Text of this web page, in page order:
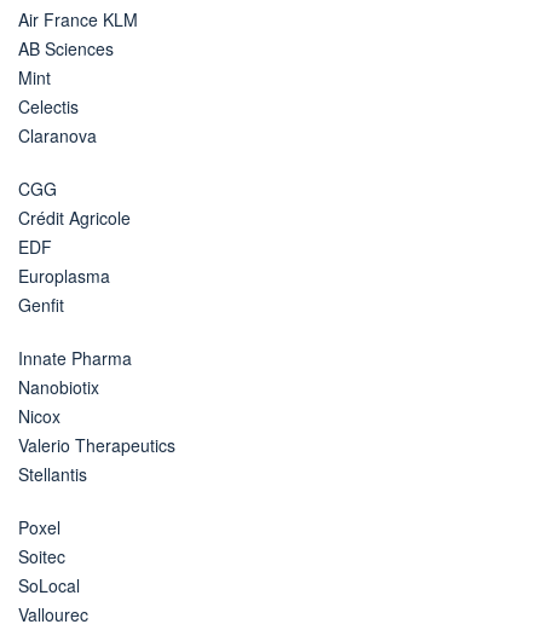
Air France KLM
AB Sciences
Mint
Celectis
Claranova
CGG
Crédit Agricole
EDF
Europlasma
Genfit
Innate Pharma
Nanobiotix
Nicox
Valerio Therapeutics
Stellantis
Poxel
Soitec
SoLocal
Vallourec